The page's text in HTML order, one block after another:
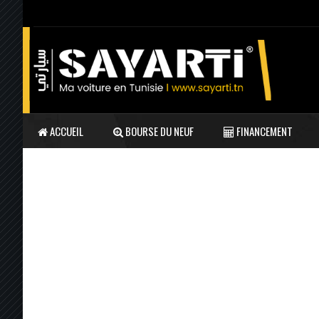
ACCUEIL BOURSE DU NEUF FINANCEMENT